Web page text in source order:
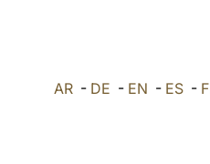
AR- DE - EN - ES-